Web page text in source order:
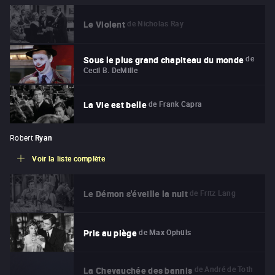
Le Violent de Nicholas Ray
Sous le plus grand chapiteau du monde de
Cecil B. DeMille
La Vie est belle de Frank Capra
Robert Ryan
Voir la liste complète
Le Démon s'éveille la nuit de Fritz Lang
Pris au piège de Max Ophüls
La Chevauchée des bannis de André de Toth